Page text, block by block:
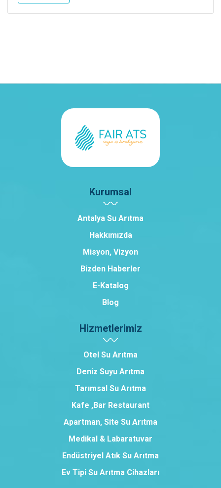
Kurumsal
Antalya Su Arıtma
Hakkımızda
Misyon, Vizyon
Bizden Haberler
E-Katalog
Blog
Hizmetlerimiz
Otel Su Arıtma
Deniz Suyu Arıtma
Tarımsal Su Arıtma
Kafe ,Bar Restaurant
Apartman, Site Su Arıtma
Medikal & Labaratuvar
Endüstriyel Atık Su Arıtma
Ev Tipi Su Arıtma Cihazları